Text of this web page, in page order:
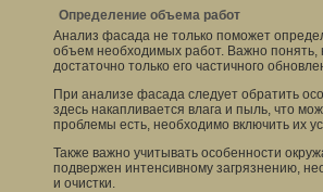
Определение объема работ
Анализ фасада не только поможет
объем необходимых работ. Важно
достаточно только его частичного
При анализе фасада следует обратить
здесь накапливается влага и пыль, что
проблемы есть, необходимо включить их
Также важно учитывать особенности
подвержен интенсивному загрязнению,
и очистки.